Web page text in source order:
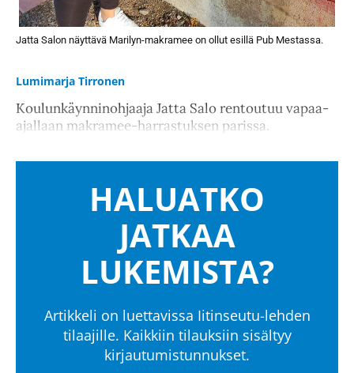
Jatta Salon näyttävä Marilyn-makramee on ollut esillä Pub Mestassa.
Lumimarja Tirronen
Koulunkäynninohjaaja Jatta Salo rentoutuu vapaa-
ajallaan makramee-harrastuksen parissa.
HALUATKO
JATKAA
LUKEMISTA?
Artikkeli on luettavissa Iitinseutu-lehden
tilaajille. Kaikkiin tilauksiin sisältyy
kirjautumistunnukset.